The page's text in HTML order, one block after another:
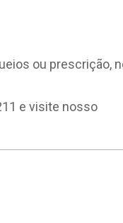
ou prescrição,
e visite nosso